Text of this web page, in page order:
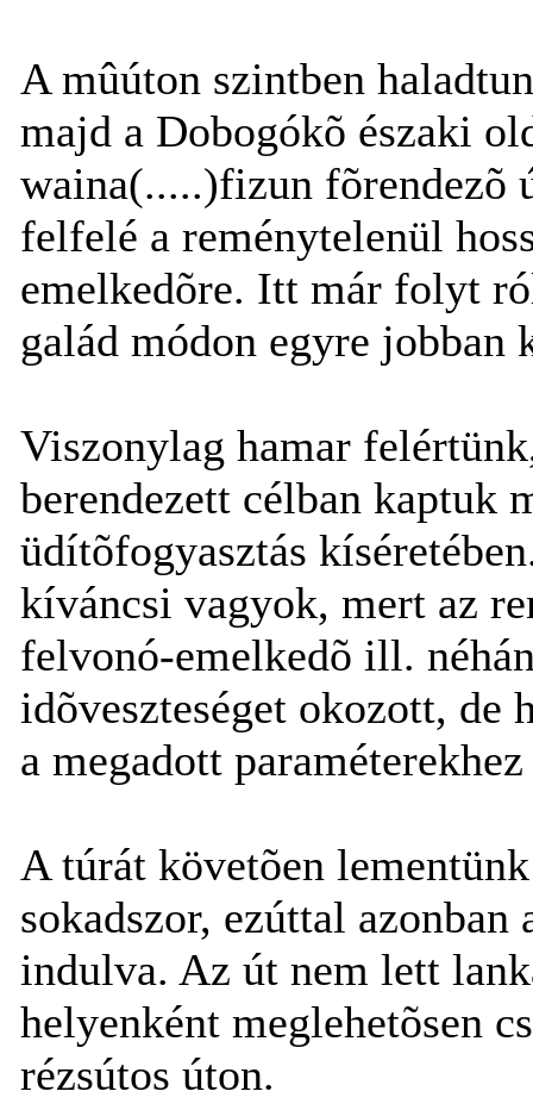
A mûúton szintben
majd a Dobogókõ északi
waina(.....)fizun fõrendezõ
felfelé a reménytelenül
emelkedõre. Itt már folyt
galád módon egyre jobban
Viszonylag hamar
berendezett célban kaptuk
üdítõfogyasztás
kíváncsi vagyok, mert az
felvonó-emelkedõ ill.
idõveszteséget okozott, de
a megadott
A túrát követõen
sokadszor, ezúttal
indulva. Az út nem lett
helyenként meglehetõsen
rézsútos úton.